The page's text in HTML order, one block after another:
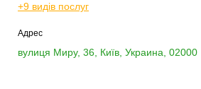
+9 видів послуг
Адрес
вулиця Миру, 36, Київ, Украина, 02000